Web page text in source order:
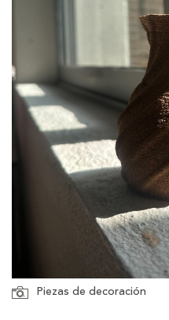
Piezas de decoración